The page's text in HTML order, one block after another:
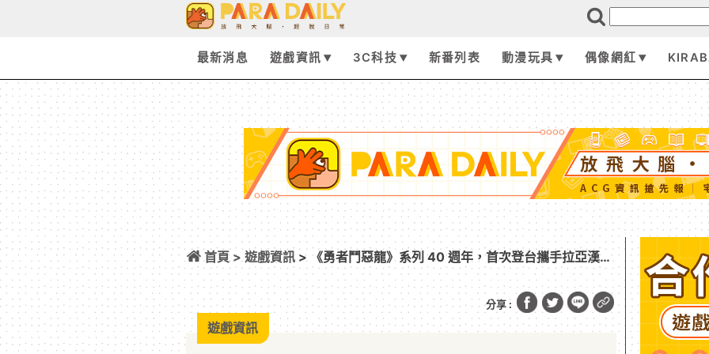
最新消息 遊戲資訊 3C科技 新番列表 動漫玩具 偶像網紅
首頁 >遊戲資訊 > 《勇者鬥惡龍》系列 40 週年，首次登台攜手拉亞漢堡
展開合作
分享 :
遊戲資訊